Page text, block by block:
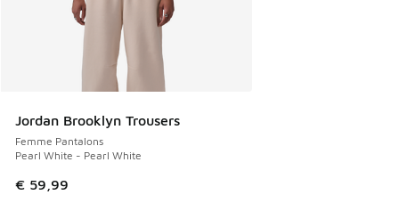
Jordan Brooklyn Trousers
Femme Pantalons
Pearl White - Pearl White
€ 59,99